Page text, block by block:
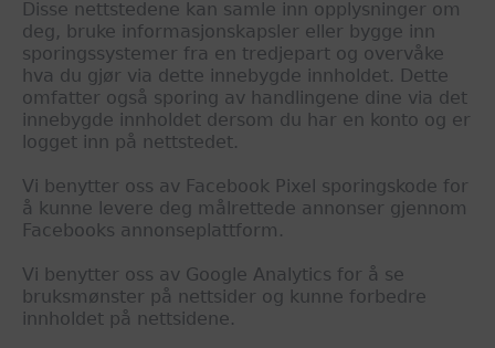
Disse nettstedene kan samle inn opplysninger om
deg, bruke informasjonskapsler eller bygge inn
sporingssystemer fra en tredjepart og overvåke
hva du gjør via dette innebygde innholdet. Dette
omfatter også sporing av handlingene dine via det
innebygde innholdet dersom du har en konto og er
logget inn på nettstedet.
Vi benytter oss av Facebook Pixel sporingskode for
å kunne levere deg målrettede annonser gjennom
Facebooks annonseplattform.
Vi benytter oss av Google Analytics for å se
bruksmønster på nettsider og kunne forbedre
innholdet på nettsidene.